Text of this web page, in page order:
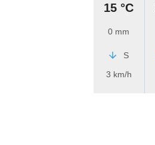
15 °C
0 mm
S
3 km/h